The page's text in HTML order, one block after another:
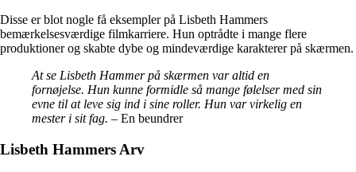
Disse er blot nogle få eksempler på Lisbeth Hammers
bemærkelsesværdige filmkarriere. Hun optrådte i mange flere
produktioner og skabte dybe og mindeværdige karakterer på skærmen.
At se Lisbeth Hammer på skærmen var altid en
fornøjelse. Hun kunne formidle så mange følelser med sin
evne til at leve sig ind i sine roller. Hun var virkelig en
mester i sit fag. – En beundrer
Lisbeth Hammers Arv